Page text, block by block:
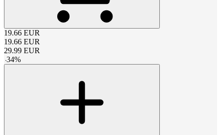
19.66 EUR
19.66 EUR
29.99 EUR
-34%